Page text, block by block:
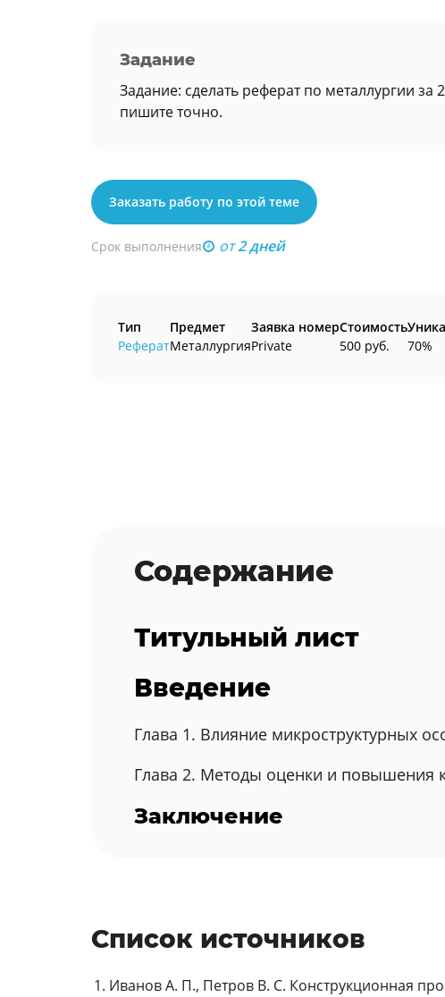
Задание
Задание: сделать реферат по металлургии
пишите точно.
Заказать работу по этой теме
Срок выполнения от2 дней
Тип
Реферат
Предмет
Металлургия
Заявка номер
Private
Стоимость
500 руб.
70%
Содержание
Титульный лист
Введение
Глава 1. Влияние микроструктурных
Глава 2. Методы оценки и повышения
Заключение
Список источников
Иванов А. П., Петров В. С. Конструкционная